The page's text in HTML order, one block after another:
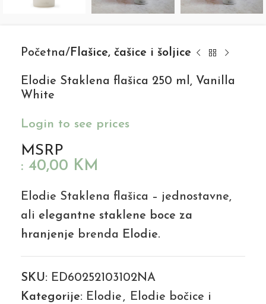
Početna Flašice, čašice i šoljice
Elodie Staklena flašica 250 ml, Vanilla
White
Login to see prices
MSRP
: 40,00 KM
Elodie Staklena flašica – jednostavne,
ali elegantne staklene boce za
hranjenje brenda Elodie.
SKU: ED60252103102NA
Kategorije: Elodie , Elodie bočice i